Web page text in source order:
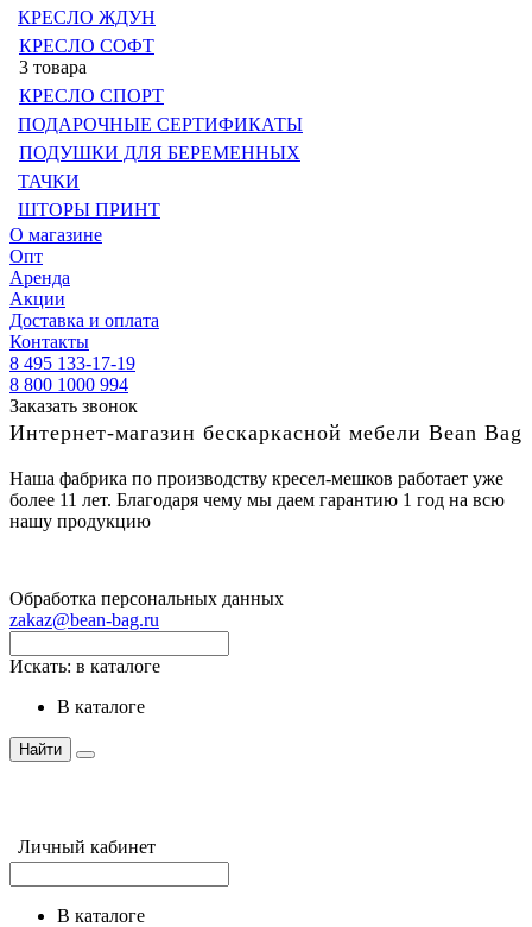
КРЕСЛО ЖДУН
КРЕСЛО СОФТ
3 товара
КРЕСЛО СПОРТ
ПОДАРОЧНЫЕ СЕРТИФИКАТЫ
ПОДУШКИ ДЛЯ БЕРЕМЕННЫХ
ТАЧКИ
ШТОРЫ ПРИНТ
О магазине
Опт
Аренда
Акции
Доставка и оплата
Контакты
8 495 133-17-19
8 800 1000 994
Заказать звонок
Интернет-магазин бескаркасной мебели Bean Bag
Наша фабрика по производству кресел-мешков работает уже
более 11 лет. Благодаря чему мы даем гарантию 1 год на всю
нашу продукцию
Обработка персональных данных
zakaz@bean-bag.ru
Искать: в каталоге
в каталоге
Найти
Личный кабинет
в каталоге